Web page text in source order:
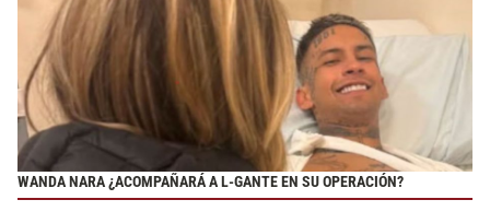
WANDA NARA ¿ACOMPAÑARÁ A L-GANTE EN SU OPERACIÓN?